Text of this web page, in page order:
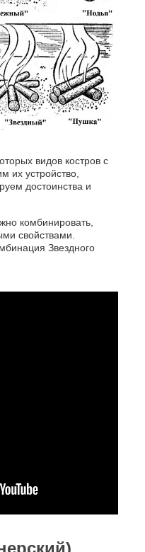
видов костров с
их устройство,
достоинства и
комбинировать,
свойствами.
Звездного